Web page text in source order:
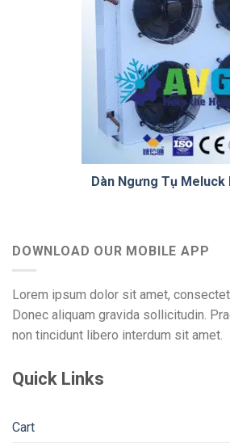
Dàn Ngưng Tụ Meluck
DOWNLOAD OUR MOBILE APP
Lorem ipsum dolor sit amet,
Donec aliquam gravida sollicitudin.
non tincidunt libero interdum sit amet.
Quick Links
Cart